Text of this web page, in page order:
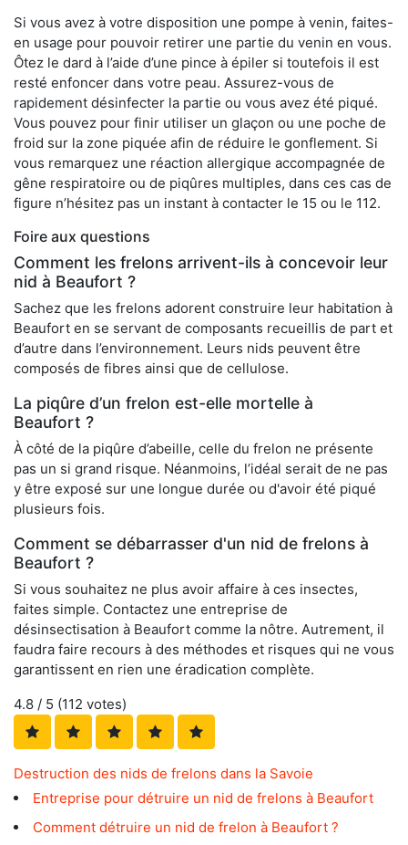
Si vous avez à votre disposition une pompe à venin, faites-
en usage pour pouvoir retirer une partie du venin en vous.
Ôtez le dard à l’aide d’une pince à épiler si toutefois il est
resté enfoncer dans votre peau. Assurez-vous de
rapidement désinfecter la partie ou vous avez été piqué.
Vous pouvez pour finir utiliser un glaçon ou une poche de
froid sur la zone piquée afin de réduire le gonflement. Si
vous remarquez une réaction allergique accompagnée de
gêne respiratoire ou de piqûres multiples, dans ces cas de
figure n’hésitez pas un instant à contacter le 15 ou le 112.
Foire aux questions
Comment les frelons arrivent-ils à concevoir leur
nid à Beaufort ?
Sachez que les frelons adorent construire leur habitation à
Beaufort en se servant de composants recueillis de part et
d’autre dans l’environnement. Leurs nids peuvent être
composés de fibres ainsi que de cellulose.
La piqûre d’un frelon est-elle mortelle à
Beaufort ?
À côté de la piqûre d’abeille, celle du frelon ne présente
pas un si grand risque. Néanmoins, l’idéal serait de ne pas
y être exposé sur une longue durée ou d'avoir été piqué
plusieurs fois.
Comment se débarrasser d'un nid de frelons à
Beaufort ?
Si vous souhaitez ne plus avoir affaire à ces insectes,
faites simple. Contactez une entreprise de
désinsectisation à Beaufort comme la nôtre. Autrement, il
faudra faire recours à des méthodes et risques qui ne vous
garantissent en rien une éradication complète.
4.8 / 5 (112 votes)
Destruction des nids de frelons dans la Savoie
Entreprise pour détruire un nid de frelons à Beaufort
Comment détruire un nid de frelon à Beaufort ?